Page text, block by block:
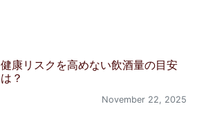
健康リスクを高めない飲酒量の目安
は？
November 22, 2025